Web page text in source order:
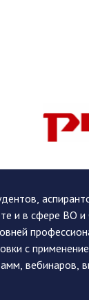
и в сфере ВО
с
вебинаров,